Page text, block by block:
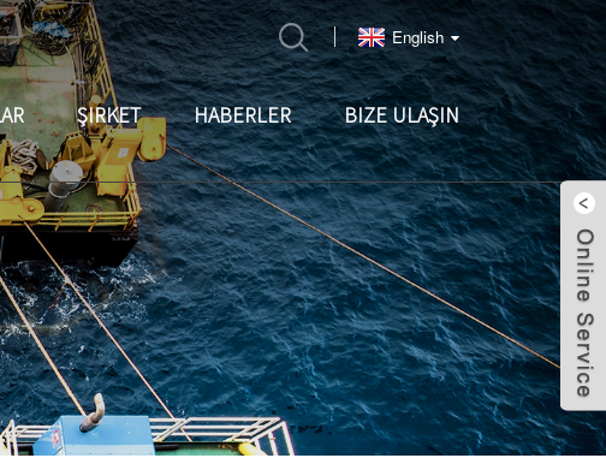
English
ŞIRKET HABERLER BIZE ULAŞIN